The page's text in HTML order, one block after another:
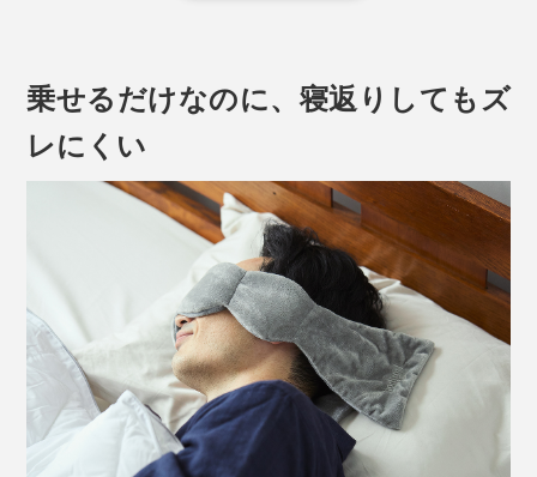
体に穏やかな圧力（抱擁、握る、撫でる、包む）を加え
て、ストレスや不安を和らげる「ディープ・タッチ・プ
乗せるだけなのに、寝返りしてもズ
レにくい